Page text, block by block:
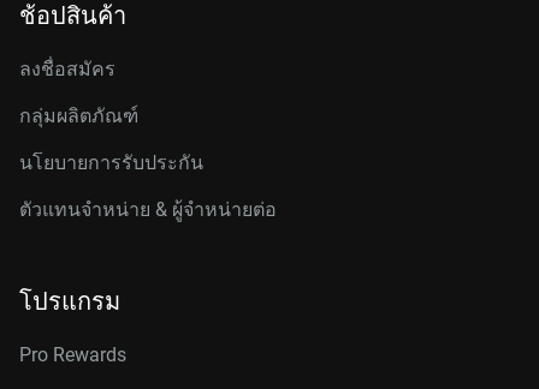
ช้อปสินค้า
ลงชื่อสมัคร
กลุ่มผลิตภัณฑ์
นโยบายการรับประกัน
ตัวแทนจำหน่าย & ผู้จำหน่ายต่อ
โปรแกรม
Pro Rewards